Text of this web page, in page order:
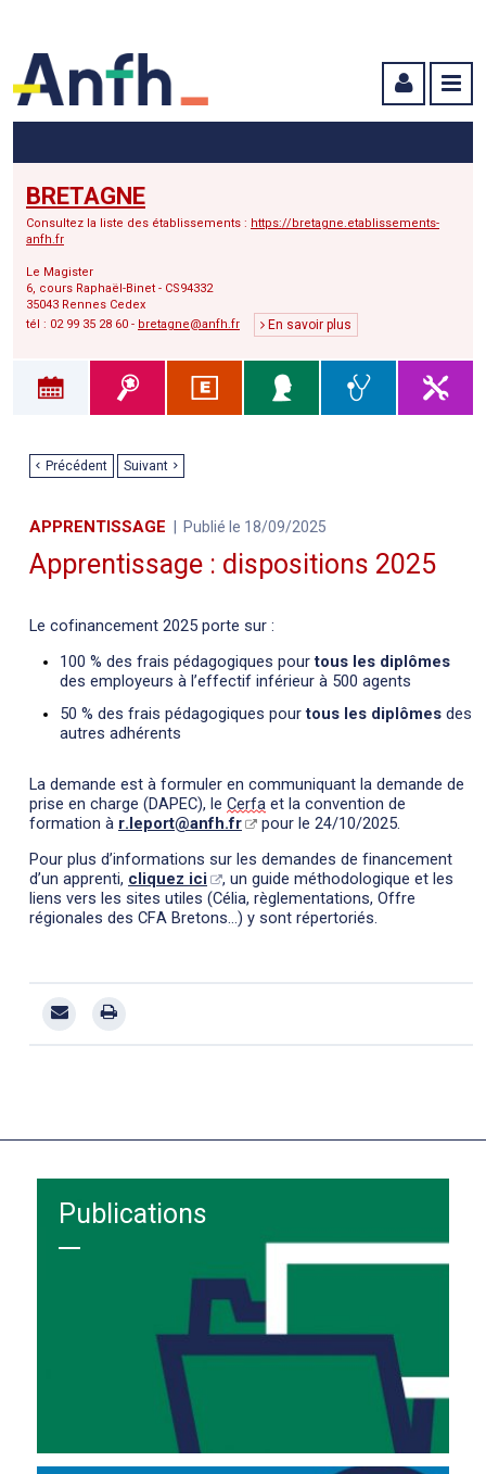
BRETAGNE
Consultez la liste des établissements : https://bretagne.etablissements-
anfh.fr
Le Magister
6, cours Raphaël-Binet - CS94332
35043 Rennes Cedex
tél : 02 99 35 28 60 - bretagne@anfh.fr En savoir plus
Précédent Suivant
APPRENTISSAGE Publié le 18/09/2025
Apprentissage : dispositions 2025
Le cofinancement 2025 porte sur :
100 % des frais pédagogiques pour tous les diplômes
des employeurs à l’effectif inférieur à 500 agents
50 % des frais pédagogiques pour tous les diplômes des
autres adhérents
La demande est à formuler en communiquant la demande de
prise en charge (DAPEC), le Cerfa et la convention de
formation à r.leport@anfh.fr
pour le 24/10/2025.
Pour plus d’informations sur les demandes de financement
d’un apprenti, cliquez ici
, un guide méthodologique et les
liens vers les sites utiles (Célia, règlementations, Offre
régionales des CFA Bretons…) y sont répertoriés.
Publications